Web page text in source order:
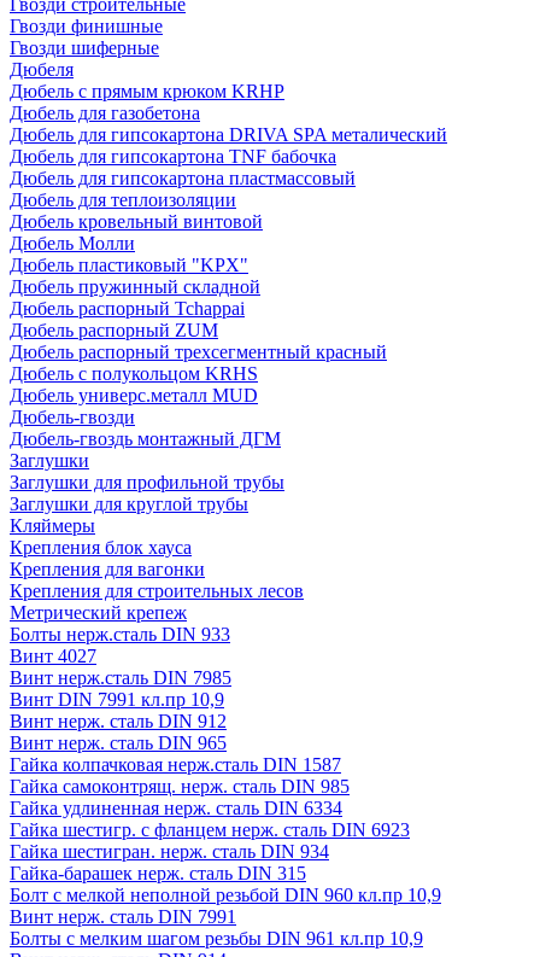
Гвозди строительные
Гвозди финишные
Гвозди шиферные
Дюбеля
Дюбель с прямым крюком KRHP
Дюбель для газобетона
Дюбель для гипсокартона DRIVA SPA металический
Дюбель для гипсокартона TNF бабочка
Дюбель для гипсокартона пластмассовый
Дюбель для теплоизоляции
Дюбель кровельный винтовой
Дюбель Молли
Дюбель пластиковый "KPX"
Дюбель пружинный складной
Дюбель распорный Tchappai
Дюбель распорный ZUM
Дюбель распорный трехсегментный красный
Дюбель с полукольцом KRHS
Дюбель универс.металл MUD
Дюбель-гвозди
Дюбель-гвоздь монтажный ДГМ
Заглушки
Заглушки для профильной трубы
Заглушки для круглой трубы
Кляймеры
Крепления блок хауса
Крепления для вагонки
Крепления для строительных лесов
Метрический крепеж
Болты нерж.сталь DIN 933
Винт 4027
Винт нерж.сталь DIN 7985
Винт DIN 7991 кл.пр 10,9
Винт нерж. сталь DIN 912
Винт нерж. сталь DIN 965
Гайка колпачковая нерж.сталь DIN 1587
Гайка самоконтрящ. нерж. сталь DIN 985
Гайка удлиненная нерж. сталь DIN 6334
Гайка шестигр. с фланцем нерж. сталь DIN 6923
Гайка шестигран. нерж. сталь DIN 934
Гайка-барашек нерж. сталь DIN 315
Болт с мелкой неполной резьбой DIN 960 кл.пр 10,9
Винт нерж. сталь DIN 7991
Болты с мелким шагом резьбы DIN 961 кл.пр 10,9